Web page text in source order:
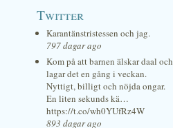
Twitter
Karantänstristessen och jag.
797 dagar ago
Kom på att barnen älskar daal och
lagar det en gång i veckan.
Nyttigt, billigt och nöjda ongar.
En liten sekunds kä…
https://t.co/wh0YUfRz4W
893 dagar ago